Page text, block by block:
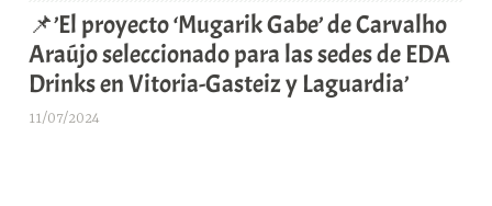
📌’El proyecto ‘Mugarik Gabe’ de Carvalho
Araújo seleccionado para las sedes de EDA
Drinks en Vitoria-Gasteiz y Laguardia’
11/07/2024